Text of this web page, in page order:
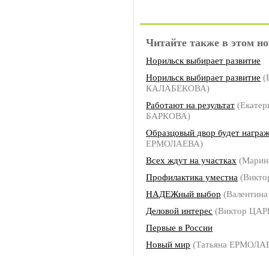
Читайте также в этом
Норильск выбирает развитие
Норильск выбирает развитие
КАЛАБЕКОВА)
Работают на результат
БАРКОВА)
Образцовый двор будет
ЕРМОЛАЕВА)
Всех ждут на участках
Профилактика уместна
НАДЕЖный выбор
Деловой интерес (Виктор
Первые в России
Новый мир (Татьяна